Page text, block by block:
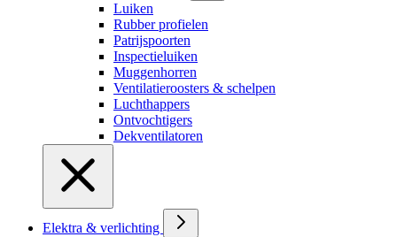
Luiken
Rubber profielen
Patrijspoorten
Inspectieluiken
Muggenhorren
Ventilatieroosters & schelpen
Luchthappers
Ontvochtigers
Dekventilatoren
Elektra & verlichting